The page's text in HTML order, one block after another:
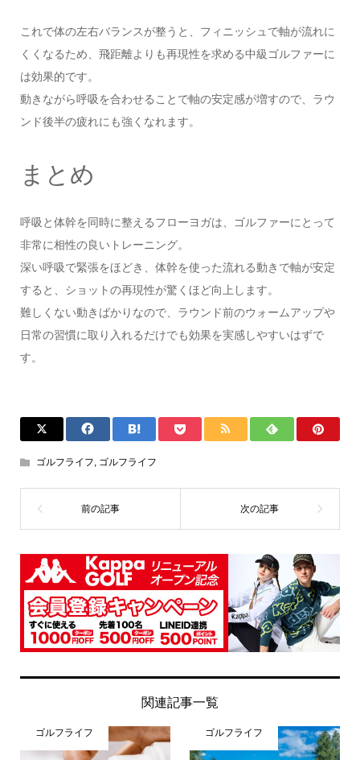
これで体の左右バランスが整うと、フィニッシュで軸が流れに
くくなるため、飛距離よりも再現性を求める中級ゴルファーに
は効果的です。
動きながら呼吸を合わせることで軸の安定感が増すので、ラウ
ンド後半の疲れにも強くなれます。
まとめ
呼吸と体幹を同時に整えるフローヨガは、ゴルファーにとって
非常に相性の良いトレーニング。
深い呼吸で緊張をほどき、体幹を使った流れる動きで軸が安定
すると、ショットの再現性が驚くほど向上します。
難しくない動きばかりなので、ラウンド前のウォームアップや
日常の習慣に取り入れるだけでも効果を実感しやすいはずで
す。
ゴルフライフ, ゴルフライフ
関連記事一覧
ゴルフライフ ゴルフライフ